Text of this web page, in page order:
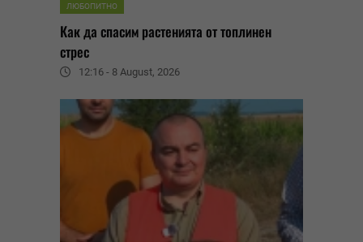
ЛЮБОПИТНО
Как да спасим растенията от топлинен
стрес
12:16 - 8 August, 2026